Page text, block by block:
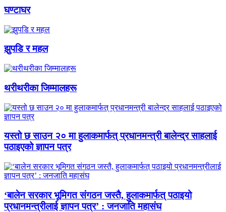
घण्टाघर
झुपडि र महल
थरीथरीका जिम्मालहरू
यस्तो छ साउन २० मा हुलाकमार्फत् प्रधानमन्त्री बालेन्द्र साहलाई
पठाइएको ज्ञापन पत्र
‘बालेन सरकार भूमिगत संगठन जस्तै, हुलाकमार्फत् पठाइयो
प्रधानमन्त्रीलाई ज्ञापन पत्र’ : जनजाति महासंघ